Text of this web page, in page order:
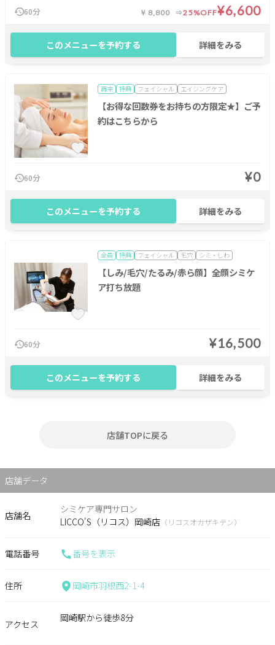
60分 ￥8,800 25%OFF¥6,600
このメニューを予約する 詳細をみる
再来 特典 フェイシャル エイジングケア
【お得な回数券をお持ちの方限定★】ご予
約はこちらから
60分 ¥0
このメニューを予約する 詳細をみる
全員 特典 フェイシャル 毛穴 シミ・しわ
【しみ/毛穴/たるみ/赤ら顔】全顔シミケ
ア打ち放題
60分 ¥16,500
このメニューを予約する 詳細をみる
店舗TOPに戻る
店舗データ
店舗名
シミケア専門サロン
LICCO'S（リコス）岡崎店 （リコスオカザキテン）
電話番号 番号を表示
住所 岡崎市羽根西2-1-4
アクセス
岡崎駅から徒歩8分